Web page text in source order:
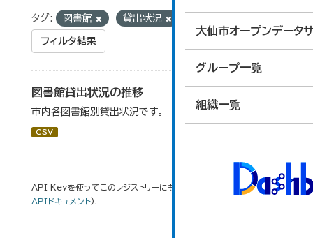
大仙市オープンデータ
グループ一覧
組織一覧
タグ: 図書館 貸出状況
フィルタ結果
図書館貸出状況の推移
市内各図書館別貸出状況です。
CSV
API Keyを使ってこのレジストリーにもアクセス可能ですAPI(see
APIドキュメント).